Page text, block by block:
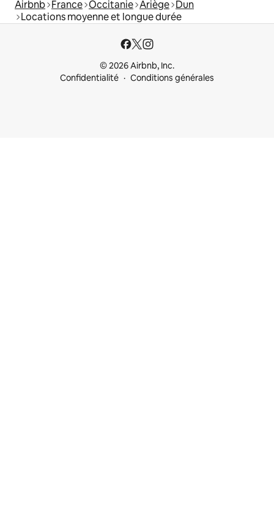
Airbnb France Occitanie Ariège Dun
Locations moyenne et longue durée
© 2026 Airbnb, Inc.
Confidentialité
Conditions générales